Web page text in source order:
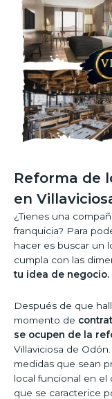
Reforma de
en
¿Tienes una
franquicia? Para
hacer es buscar un
cumpla con las
tu idea de negocio.
Después de que
momento de
se ocupen de la
Villaviciosa de
medidas que sean
local funcional en el
que se caracterice